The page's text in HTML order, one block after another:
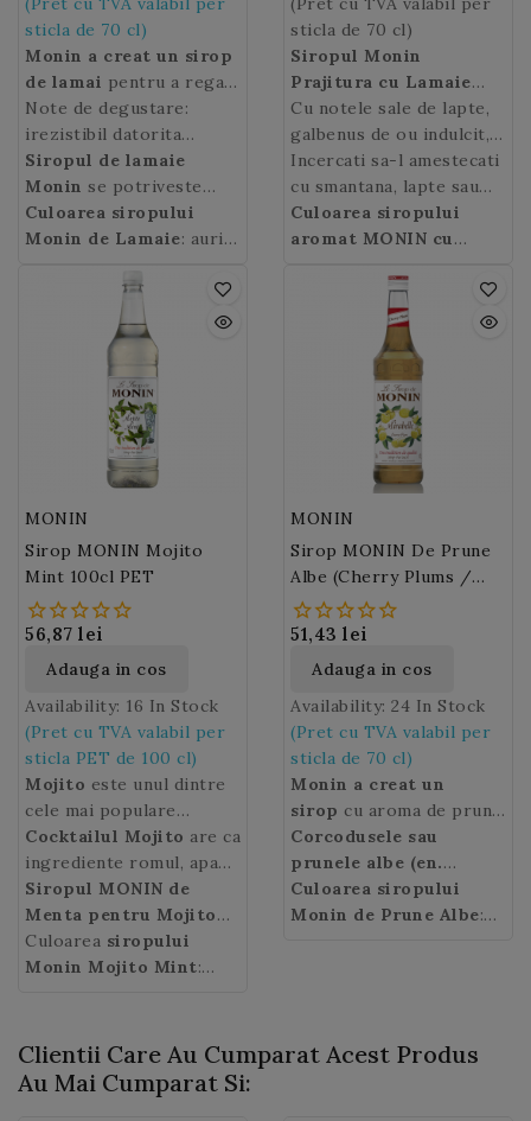
sticla de 70 cl)
Monin a creat un sirop
de lamai pentru a regasi
aroma inconfundabila a
citricelor pe tot
parcursul anului in
cocktailuri alcoolice si
nonalcoolice, punchuri,
smoothieuri, soda, ice
Note de degustare:
irezistibil datorita
notelor sale acide si
mirosului puternic de
coaja de lamai,siropul
Monin Glasco Lemonva
dumneavoastra
prospetime !
Siropul de lamaie
Monin se potriveste
foarte bine cu multe
parfumuri carora le
migdale, menta, nuca de
cocos, fructe rosii,
speculoos, praline,
Culoarea siropului
Monin de Lamaie: auriu
sticla de 70 cl)
Siropul Monin
Prajitura cu Lamaie
este ideal in milkshake-
uri, cocktail-uri si
desert drinks.
Cu notele sale de lapte,
galbenus de ou indulcit,
suc de lamaie si zest, va
va crea cu siguranta o
pofta de mai mult!
Incercati sa-l amestecati
cu smantana, lapte sau
sirop de caramel pentru
a obtine „deserturi de
Culoarea siropului
aromat MONIN cu
Lamaie (Tarte Citron):
MONIN
Sirop MONIN Mojito
Mint 100cl PET
56,87 lei
Adauga in cos
Availability: 16 In Stock
(Pret cu TVA valabil per
sticla PET de 100 cl)
Mojito este unul dintre
cele mai populare
cocktail-uri din lume ce-
si are originile in Cuba.
Este suficient sa aruncam
o privire pe mesele
teraselor vara, pentru a
ne da seama ca aceasta
Cocktailul Mojito are ca
ingrediente romul, apa
minerala, lamaia si frunze
de menta, este o bautura
racoritoare extrem de
apreciata.
Siropul MONIN de
Menta pentru Mojito
este un produs
exceptional care va
cocktail-uri Mojito
delicioase si alte
ceaiuri de menta cu
Culoarea siropului
Monin Mojito Mint:
MONIN
Sirop MONIN De Prune
Albe (Cherry Plums /
Mirabelles)
51,43 lei
Adauga in cos
Availability: 24 In Stock
(Pret cu TVA valabil per
sticla de 70 cl)
Monin a creat un
sirop cu aroma de prune
albe.Monin Cherry
Plum syrupadauga o
nota dulce frutata
in berea rece, cocktail-
Corcodusele sau
prunele albe (en.
Cherry Plums),ne aduc
aminte de copilarie. Ele
culoare galben-aurie.
Culoarea siropului
Monin de Prune Albe:
Clientii Care Au Cumparat Acest Produs
Au Mai Cumparat Si: